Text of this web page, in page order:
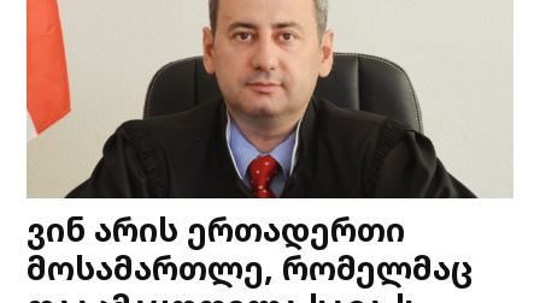
ვინ არის ერთადერთი
მოსამართლე, რომელმაც